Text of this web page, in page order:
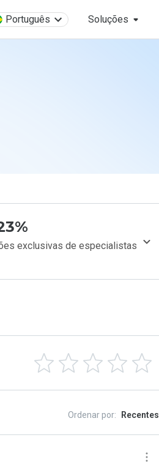
Português Soluções
exclusivas de especialistas
Ordenar por: Recentes